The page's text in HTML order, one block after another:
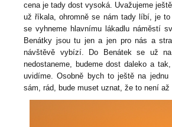
cena je tady dost vysoká. Uvažujeme
už říkala, ohromně se nám tady líbí, je
se vyhneme hlavnímu lákadlu náměstí
Benátky jsou tu jen a jen pro nás a
návštěvě vybízí. Do Benátek se už
nedostaneme, budeme dost daleko a
uvidíme. Osobně bych to ještě na
sám, rád, bude muset uznat, že to není